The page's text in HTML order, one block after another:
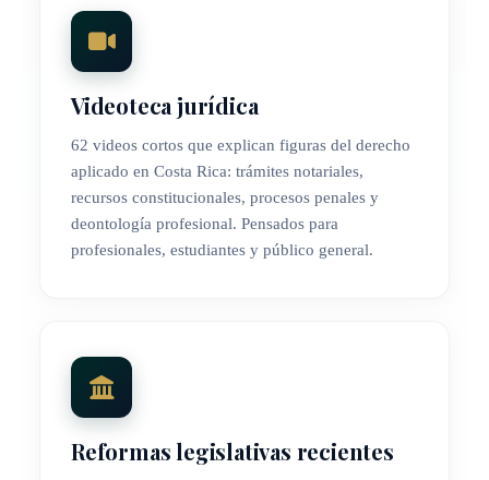
Videoteca jurídica
62 videos cortos que explican figuras del derecho
aplicado en Costa Rica: trámites notariales,
recursos constitucionales, procesos penales y
deontología profesional. Pensados para
profesionales, estudiantes y público general.
Reformas legislativas recientes